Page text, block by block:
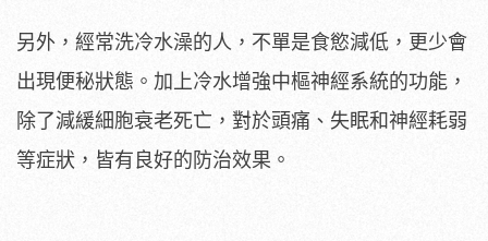
另外，經常洗冷水澡的人，不單是食慾減低，更少會
出現便秘狀態。加上冷水增強中樞神經系統的功能，
除了減緩細胞衰老死亡，對於頭痛、失眠和神經耗弱
等症狀，皆有良好的防治效果。